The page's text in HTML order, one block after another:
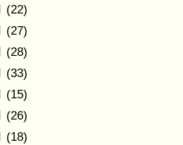
(22)
(27)
(28)
(33)
(15)
(26)
(18)